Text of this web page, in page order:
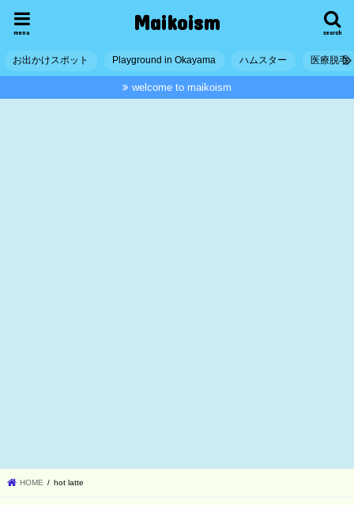
Maikoism search
menu
お出かけスポット Playground in Okayama ハムスター 医療脱毛
welcome to maikoism
HOME hot latte